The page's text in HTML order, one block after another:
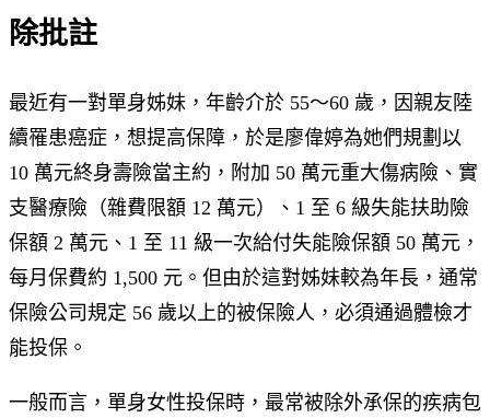
除批註
最近有一對單身姊妹，年齡介於 55～60 歲，因親友陸
續罹患癌症，想提高保障，於是廖偉婷為她們規劃以
10 萬元終身壽險當主約，附加 50 萬元重大傷病險、實
支醫療險（雜費限額 12 萬元）、1 至 6 級失能扶助險
保額 2 萬元、1 至 11 級一次給付失能險保額 50 萬元，
每月保費約 1,500 元。但由於這對姊妹較為年長，通常
保險公司規定 56 歲以上的被保險人，必須通過體檢才
能投保。
一般而言，單身女性投保時，最常被除外承保的疾病包